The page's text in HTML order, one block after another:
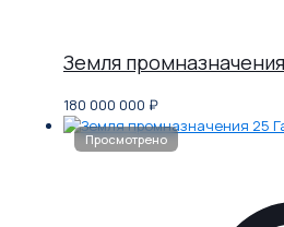
Земля
180 000 000 ₽